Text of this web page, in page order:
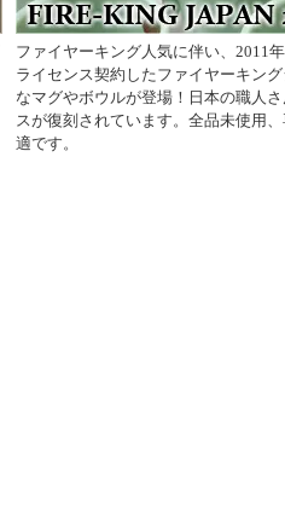
ファイヤーキング人気に伴い、2011
ライセンス契約したファイヤーキン
なマグやボウルが登場！日本の職人
スが復刻されています。全品未使用
適です。